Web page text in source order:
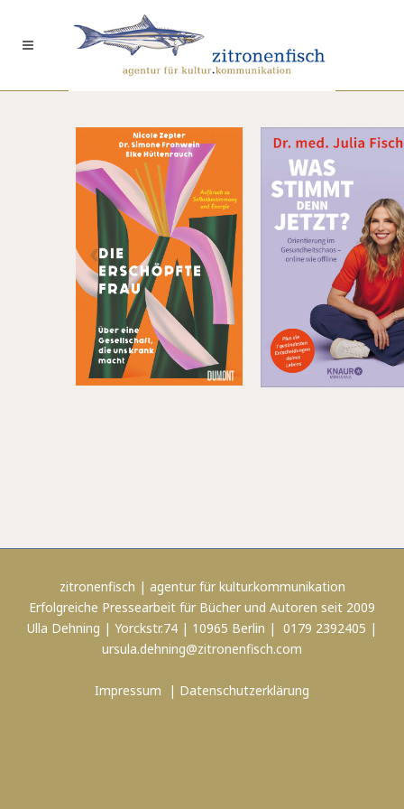
zitronenfisch | agentur für kultur.kommunikation
Erfolgreiche Pressearbeit für Bücher und Autoren seit 2009
Ulla Dehning | Yorckstr.74 | 10965 Berlin | 0179 2392405 |
ursula.dehning@zitronenfisch.com
Impressum | Datenschutzerklärung